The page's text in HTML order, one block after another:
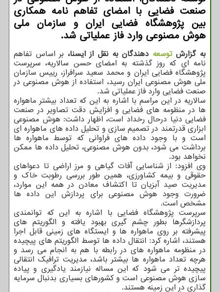
صنعت فضایی با امضای تفاهم نامه همکاری
بین پژوهشگاه فضایی ایران و سازمان ملی
هوش مصنوعی وارد فاز عملیاتی شد.
به گزارشتوسعه دهندگان به نقل از ایسنا، بر اساس تفاهم
نامه ای که روز گذشته به امضای حسن سالاریه، سرپرست
پژوهشگاه فضایی ایران و محمد سعید سرافراز، رییس سازمان
ملی هوش مصنوعی ایران رسید، استفاده از هوش مصنوعی در
صنعت فضایی وارد فاز عملیاتی شد.
سالاریه در این مراسم با اشاره به این که تعداد بیشتر ماهواره
ها در منظومه های فضایی و افزایش دقت تصاویر در صنعت
فضایی دنیا درحال رخداد است، اظهار داشت: هوش مصنوعی
ابزاری قدرتمند در تصمیم سازی و تحلیل داده های ماهواره ای
است و با وجود داده های فراوانی که توسط ماهواره ها
برداشت می شود، بدون هوش مصنوعی، تحلیل داده ها ممکن
نخواهد بود.
وی افزود: از شناسایی آفات گیاهی و مرز اراضی تا دعواهای
حقوقی و بیمه کشاورزی، همین طور بررسی رطوبت خاک و
مدیریت صید آبزیان تا اکتشاف معادن در همه این موارد،
ضرورت وجود هوش مصنوعی برای پردازش این داده ها
مشخص است.
سرپرست پژوهشگاه فضایی با اشاره به این که توانمندی
پردازشگرها بطور چشم گیری بهبود یافته و الگوریتم های
پیشرفته بر روی ماهواره ها و ایستگاه های زمینی قابل اجرا
هستند، اشاره کرد: انتقال داده ها توسط الگوریتم های پیچیده
در منظومه ماهواره های در رابطه با هم به انجام می رسد و
هرچه تعداد ماهواره ها بیشتر باشد، مدیریت ترافیک انتقالی
پیچیده تر می شود که این مساله نیازمند یادگیری و پیاده
سازی هوش مصنوعی است و کشورهای بسیاری بدنبال سرمایه
گذاری در این زمینه هستند.